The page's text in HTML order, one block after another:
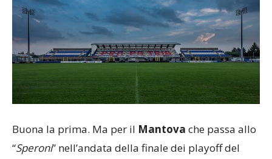
Buona la prima. Ma per il Mantova che passa allo
“Speroni” nell’andata della finale dei playoff del